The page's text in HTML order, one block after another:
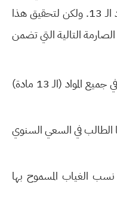
أداء الامتحانات النهائية في كافة المواد الـ 13. ولكن لتحقيق هذا
التالية التي تضمن
أن يكون المعدل العام للطالب في جميع المواد (الـ 13 مادة)
في السعي السنوي
نسب الغياب المسموح بها